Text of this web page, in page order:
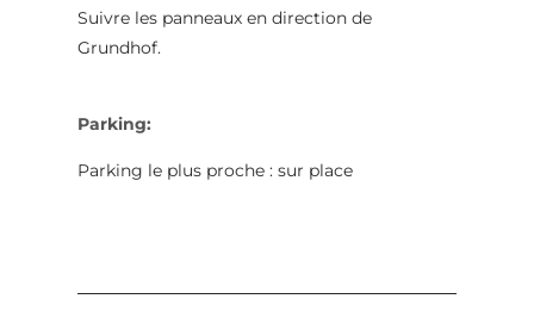
Suivre les panneaux en direction de
Grundhof.
Parking:
Parking le plus proche : sur place